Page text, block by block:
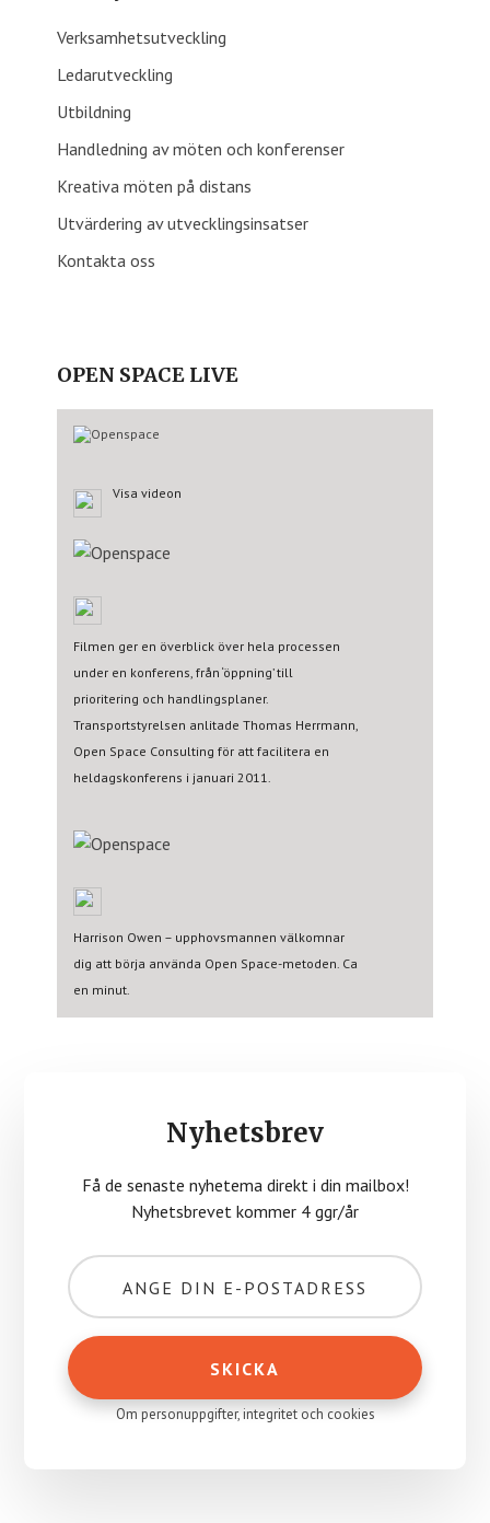
Verksamhetsutveckling
Ledarutveckling
Utbildning
Handledning av möten och konferenser
Kreativa möten på distans
Utvärdering av utvecklingsinsatser
Kontakta oss
OPEN SPACE LIVE
Visa videon
Filmen ger en överblick över hela processen
under en konferens, från ‘öppning’ till
prioritering och handlingsplaner.
Transportstyrelsen anlitade Thomas Herrmann,
Open Space Consulting för att facilitera en
heldagskonferens i januari 2011.
Harrison Owen – upphovsmannen välkomnar
dig att börja använda Open Space-metoden. Ca
en minut.
Nyhetsbrev
Få de senaste nyhetema direkt i din mailbox!
Nyhetsbrevet kommer 4 ggr/år
Om personuppgifter, integritet och cookies